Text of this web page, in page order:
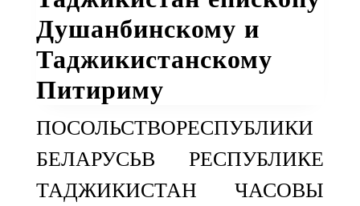
Душанбинскому и
Таджикистанскому
Питириму
ПОСОЛЬСТВОРЕСПУБЛИКИ
БЕЛАРУСЬВ РЕСПУБЛИКЕ
ТАДЖИКИСТАН ЧАСОВЫ